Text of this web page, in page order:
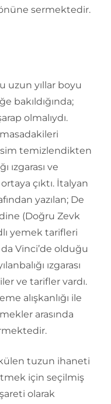
sermektedir.
uzun yıllar boyu
bakıldığında;
olmalıydı.
temizlendikten
ızgarası ve
çıktı. İtalyan
yazılan; De
(Doğru Zevk
yemek tarifleri
Vinci’de olduğu
ızgarası
ve tarifler vardı.
alışkanlığı ile
arasında
tuzun ihaneti
için seçilmiş
olarak